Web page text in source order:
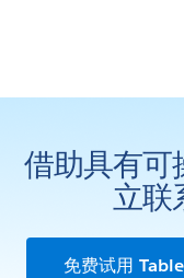
借助具有可
立联
免费试用